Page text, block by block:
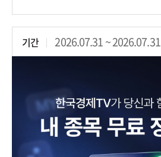
기간 2026.07.31 ~ 2026.07.31